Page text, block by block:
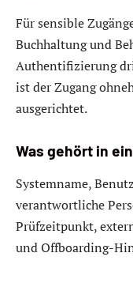
Für sensible
Buchhaltung und
Authentifizierung
ist der Zugang
ausgerichtet.
Was gehört in
Systemname,
verantwortliche
Prüfzeitpunkt,
und Offboarding-